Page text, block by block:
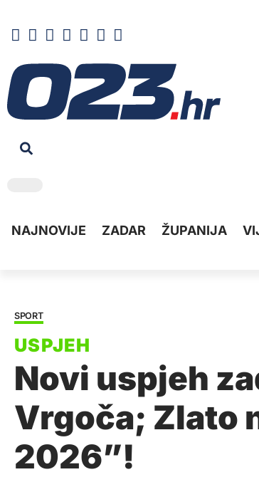
NAJNOVIJE ZADAR ŽUPANIJA
SPORT
Novi uspjeh
Vrgoča; Zlato
2026”!